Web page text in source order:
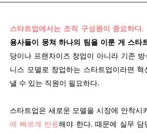
스타트업에서는 조직 구성원이 중요하다.
용사들이 뭉쳐 하나의 팀을 이룬 게 스타
당이나 프랜차이즈 창업이 아니라 기존
니스 모델로 창업하는 스타트업이라면 혁
낼 수 있는 직원이 필요하다.
스타트업은 새로운 모델을 시장에 안착시
에 빠르게 반응해야 한다. 때문에 실무 담